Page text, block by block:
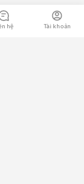
hệ Tài khoản